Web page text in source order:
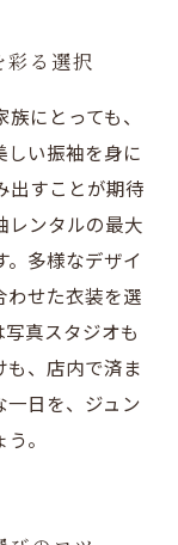
彩る選択
にとっても、
い振袖を身に
出すことが期待
レンタルの最大
。多様なデザイ
わせた衣装を選
真スタジオも
、店内で済ま
一日を、ジュン
。